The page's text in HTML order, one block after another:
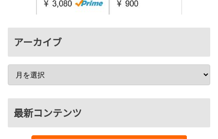
アーカイブ
最新コンテンツ